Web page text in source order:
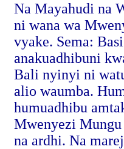
Na Mayahudi na
ni wana wa
vyake. Sema:
anakuadhibuni
Bali nyinyi ni
alio waumba.
humuadhibu
Mwenyezi
na ardhi. Na